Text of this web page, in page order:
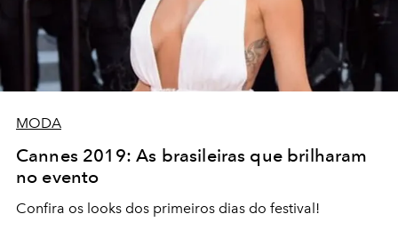
MODA
Cannes 2019: As brasileiras que brilharam
no evento
Confira os looks dos primeiros dias do festival!